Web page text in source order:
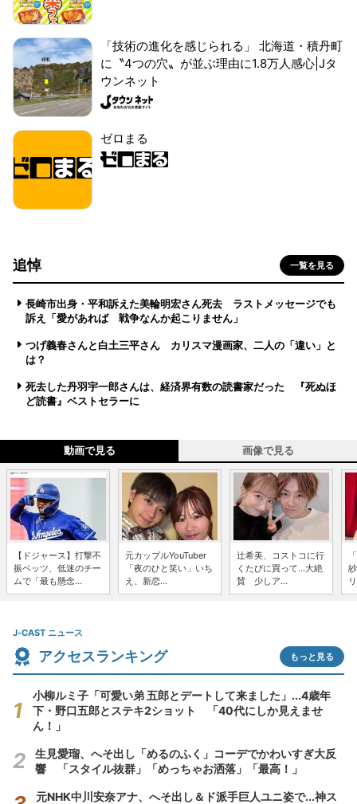
「技術の進化を感じられる」 北海道・積丹町
に〝4つの穴〟が並ぶ理由に1.8万人感心|Jタ
ウンネット
ゼロまる
追悼 一覧を見る
長崎市出身・平和訴えた美輪明宏さん死去 ラストメッセージでも
訴え「愛があれば 戦争なんか起こりません」
つげ義春さんと白土三平さん カリスマ漫画家、二人の「違い」と
は？
死去した丹羽宇一郎さんは、経済界有数の読書家だった 『死ぬほ
ど読書』ベストセラーに
動画で見る 画像で見る
【ドジャース】打撃不
振ベッツ、低迷のチー
ムで「最も懸念...
元カップルYouTuber
「夜のひと笑い」いち
え、新恋...
辻希美、コストコに行
くたびに買って...大絶
賛 少しア...
J-CAST ニュース
アクセスランキング もっと見る
小柳ルミ子「可愛い弟 五郎とデートして来ました」...4歳年
下・野口五郎とステキ2ショット 「40代にしか見えませ
ん！」
生見愛瑠、へそ出し「めるのふく」コーデでかわいすぎ大反
響 「スタイル抜群」「めっちゃお洒落」「最高！」
元NHK中川安奈アナ、へそ出し＆ド派手巨人ユニ姿で...神ス